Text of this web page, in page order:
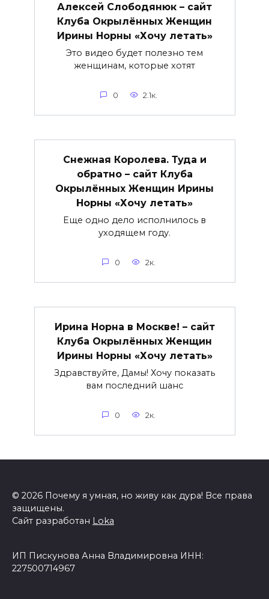
Алексей Слободянюк – сайт
Клуба Окрылённых Женщин
Ирины Норны «Хочу летать»
Это видео будет полезно тем
женщинам, которые хотят
0 2.1к.
Снежная Королева. Туда и
обратно – сайт Клуба
Окрылённых Женщин Ирины
Норны «Хочу летать»
Еще одно дело исполнилось в
уходящем году.
0 2к.
Ирина Норна в Москве! – сайт
Клуба Окрылённых Женщин
Ирины Норны «Хочу летать»
Здравствуйте, Дамы! Хочу показать
вам последний шанс
0 2к.
© 2026 Почему я умная, но живу как дура! Все права
защищены.
Сайт разработан Loka
ИП Пискунова Анна Владимировна ИНН:
227500714967